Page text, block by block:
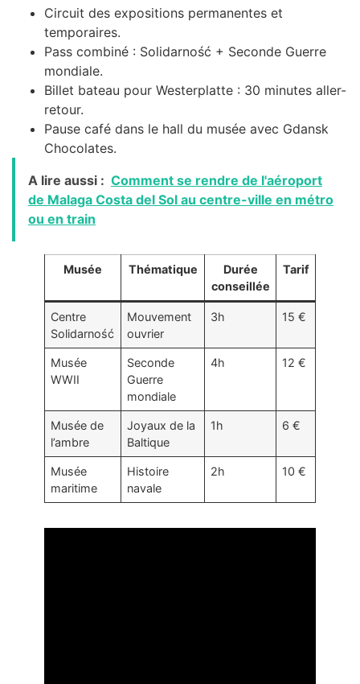
Circuit des expositions permanentes et
temporaires.
Pass combiné : Solidarność + Seconde Guerre
mondiale.
Billet bateau pour Westerplatte : 30 minutes aller-
retour.
Pause café dans le hall du musée avec Gdansk
Chocolates.
A lire aussi : Comment se rendre de l'aéroport
de Malaga Costa del Sol au centre-ville en métro
ou en train
Musée Thématique
Durée
conseillée
Tarif
Centre
Solidarność
Mouvement
ouvrier
3h 15 €
Musée
WWII
Seconde
Guerre
mondiale
4h 12 €
Musée de
l’ambre
Joyaux de la
Baltique
1h 6 €
Musée
maritime
Histoire
navale
2h 10 €